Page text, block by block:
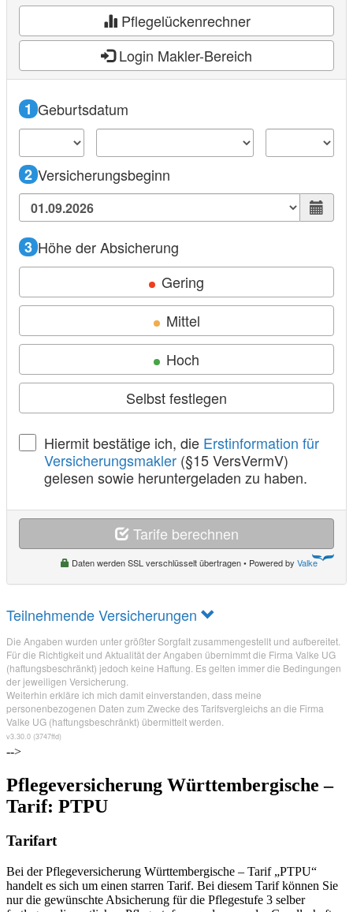
-->
Pflegeversicherung Württembergische –
Tarif: PTPU
Tarifart
Bei der Pflegeversicherung Württembergische – Tarif „PTPU“
handelt es sich um einen starren Tarif. Bei diesem Tarif können Sie
nur die gewünschte Absicherung für die Pflegestufe 3 selber